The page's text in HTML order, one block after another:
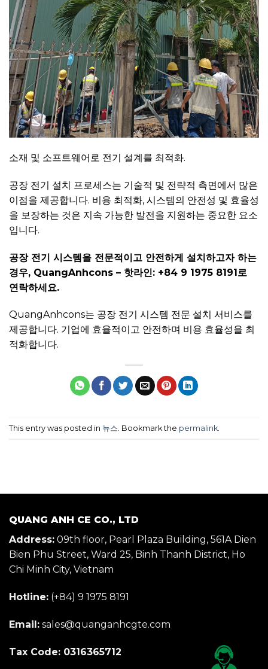
소재 및 소프트웨어로 전기 설계를 최적화.
공장 전기 설치 프로세스는 기술적 및 전략적 측면에서 많은
이점을 제공합니다. 비용 최적화, 시스템의 안전성 및 효율성
을 보장하는 것은 지속 가능한 발전을 지원하는 중요한 요소
입니다.
공장 전기 시스템을 전문적이고 안전하게 설치하고자 하는
경우, QuangAnhcons – 핫라인: +84 9 1975 8191로
연락하세요.
QuangAnhcons는 공장 전기 시스템 전문 설치 서비스를
제공합니다. 기업에 효율적이고 안전하며 비용 효율성을 최
적화합니다.
This entry was posted in 뉴스 . Bookmark the permalink
QUANG ANH CE CO., LTD
Address: 09th floor, Pearl Plaza Building, 561A Dien
Bien Phu Street, Ward 25, Binh Thanh District, Ho
Chi Minh City, Vietnam
Hotline: (+84) 9 1975 8191
Email: sales@quanganhcgte.com
Tax Code: 0316365712